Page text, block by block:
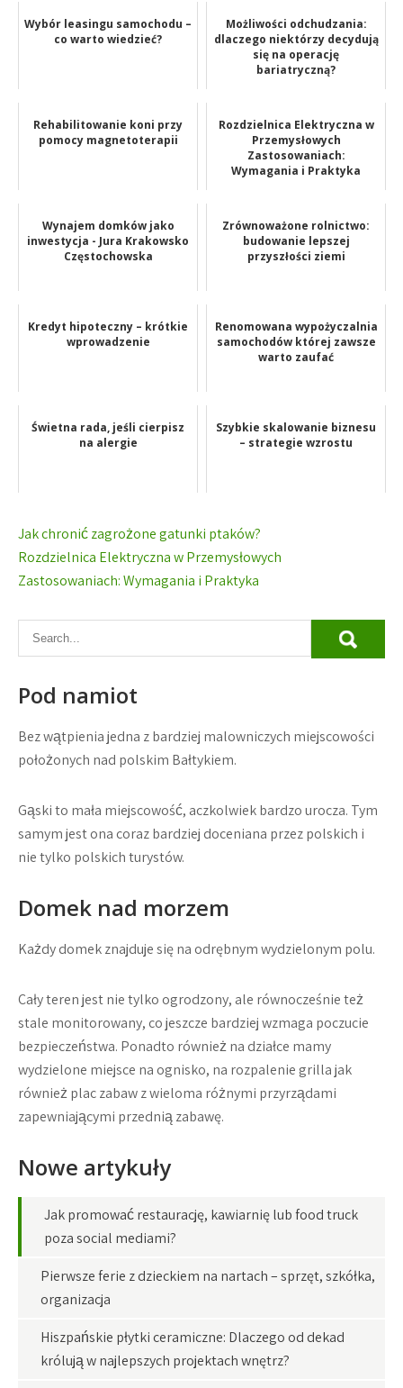
Wybór leasingu samochodu –
co warto wiedzieć?
Możliwości odchudzania:
dlaczego niektórzy decydują
się na operację
bariatryczną?
Rehabilitowanie koni przy
pomocy magnetoterapii
Rozdzielnica Elektryczna w
Przemysłowych
Zastosowaniach:
Wymagania i Praktyka
Wynajem domków jako
inwestycja - Jura Krakowsko
Częstochowska
Zrównoważone rolnictwo:
budowanie lepszej
przyszłości ziemi
Kredyt hipoteczny – krótkie
wprowadzenie
Renomowana wypożyczalnia
samochodów której zawsze
warto zaufać
Świetna rada, jeśli cierpisz
na alergie
Szybkie skalowanie biznesu
– strategie wzrostu
Nawigacja
wpisu
Jak chronić zagrożone gatunki ptaków?
Rozdzielnica Elektryczna w Przemysłowych
Zastosowaniach: Wymagania i Praktyka
Pod namiot
Bez wątpienia jedna z bardziej malowniczych miejscowości
położonych nad polskim Bałtykiem.
Gąski to mała miejscowość, aczkolwiek bardzo urocza. Tym
samym jest ona coraz bardziej doceniana przez polskich i
nie tylko polskich turystów.
Domek nad morzem
Każdy domek znajduje się na odrębnym wydzielonym polu.
Cały teren jest nie tylko ogrodzony, ale równocześnie też
stale monitorowany, co jeszcze bardziej wzmaga poczucie
bezpieczeństwa. Ponadto również na działce mamy
wydzielone miejsce na ognisko, na rozpalenie grilla jak
również plac zabaw z wieloma różnymi przyrządami
zapewniającymi przednią zabawę.
Nowe artykuły
Jak promować restaurację, kawiarnię lub food truck
poza social mediami?
Pierwsze ferie z dzieckiem na nartach – sprzęt, szkółka,
organizacja
Hiszpańskie płytki ceramiczne: Dlaczego od dekad
królują w najlepszych projektach wnętrz?